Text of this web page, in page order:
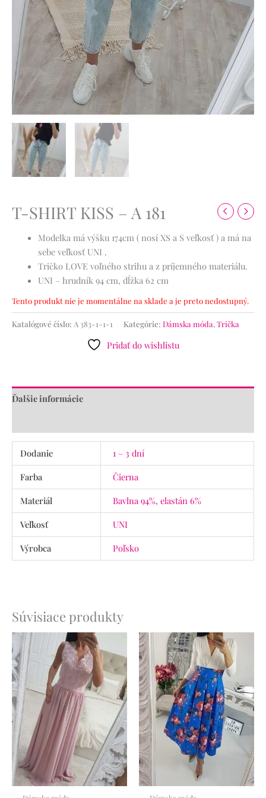
T-SHIRT KISS – A 181
Modelka má výšku 174cm ( nosí XS a S veľkosť ) a má na
sebe veľkosť UNI .
Tričko LOVE voľného strihu a z príjemného materiálu.
UNI – hrudník 94 cm, dĺžka 62 cm
Tento produkt nie je momentálne na sklade a je preto nedostupný.
Katalógové číslo: A 383-1-1-1 Kategórie: Dámska móda,Trička
Pridať do wishlistu
Ďalšie informácie
Dodanie
1 – 3 dní
Farba
Čierna
Materiál
Bavlna 94%, elastán 6%
Veľkosť
UNI
Výrobca
Poľsko
Súvisiace produkty